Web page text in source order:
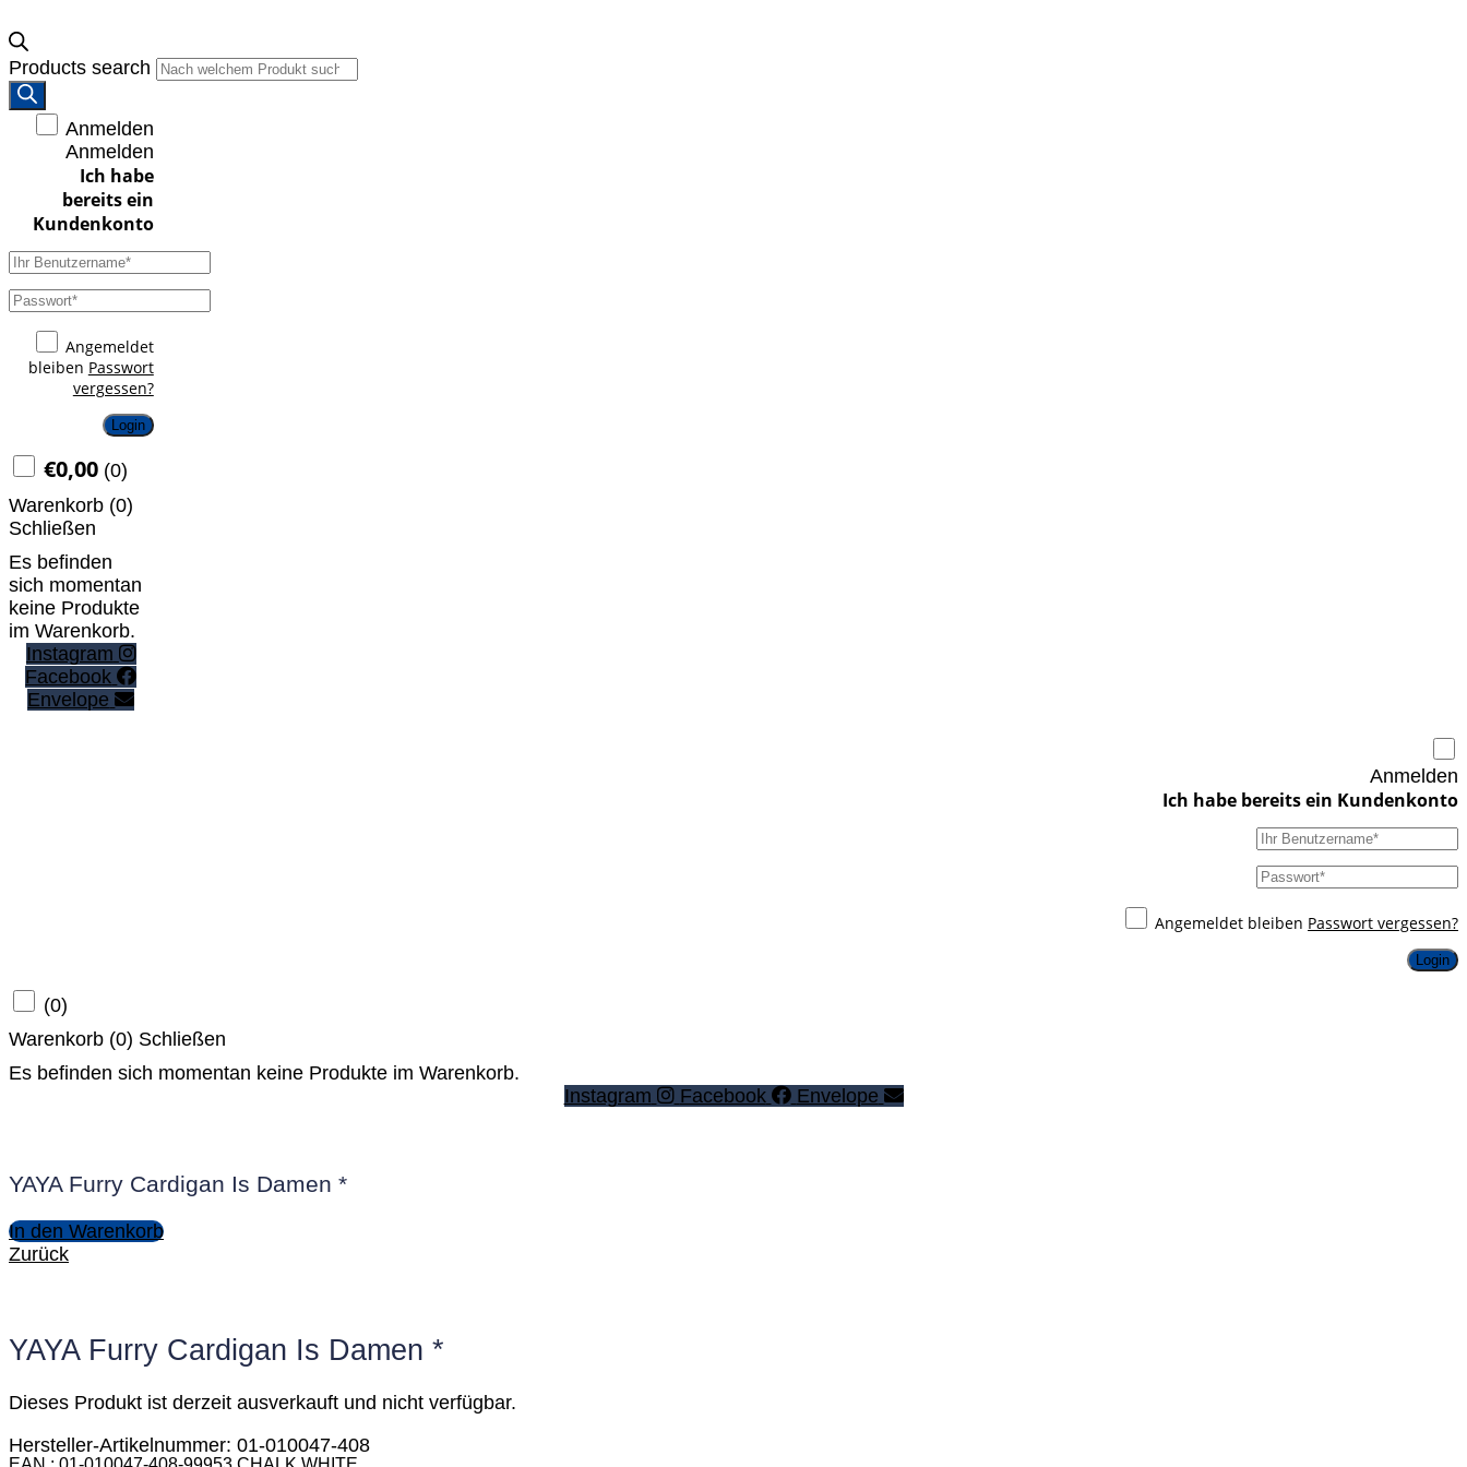
Products search
Anmelden
Anmelden
Angemeldet
bleiben Passwort
vergessen?
Login
€0,00 (0)
Warenkorb (0)
Schließen
Es befinden
sich momentan
keine Produkte
im Warenkorb.
Instagram
Facebook
Envelope
Anmelden
Angemeldet bleiben Passwort vergessen?
Login
(0)
Warenkorb (0) Schließen
Es befinden sich momentan keine Produkte im Warenkorb.
Instagram
Facebook Envelope
YAYA Furry Cardigan Is Damen *
In den Warenkorb
Zurück
YAYA Furry Cardigan Is Damen *
Dieses Produkt ist derzeit ausverkauft und nicht verfügbar.
Hersteller-Artikelnummer: 01-010047-408